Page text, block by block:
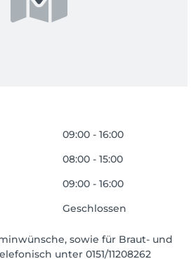
09:00 - 16:00
08:00 - 15:00
09:00 - 16:00
Geschlossen
sowie für Braut- und
unter 0151/11208262